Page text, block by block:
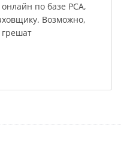
по базе РСА,
Возможно,